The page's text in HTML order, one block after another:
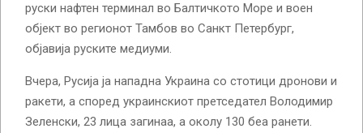
руски нафтен терминал во Балтичкото Море и воен
објект во регионот Тамбов во Санкт Петербург,
објавија руските медиуми.
Вчера, Русија ја нападна Украина со стотици дронови и
ракети, а според украинскиот претседател Володимир
Зеленски, 23 лица загинаа, а околу 130 беа ранети.